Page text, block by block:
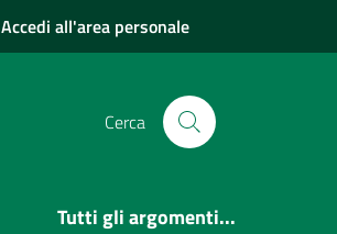
Accedi all'area personale
Cerca
Tutti gli argomenti...